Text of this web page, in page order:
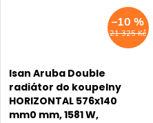
21 325 Kč
–10 %
Isan Aruba Double
radiátor do koupelny
HORIZONTAL 576x140
mm0 mm, 1581 W,